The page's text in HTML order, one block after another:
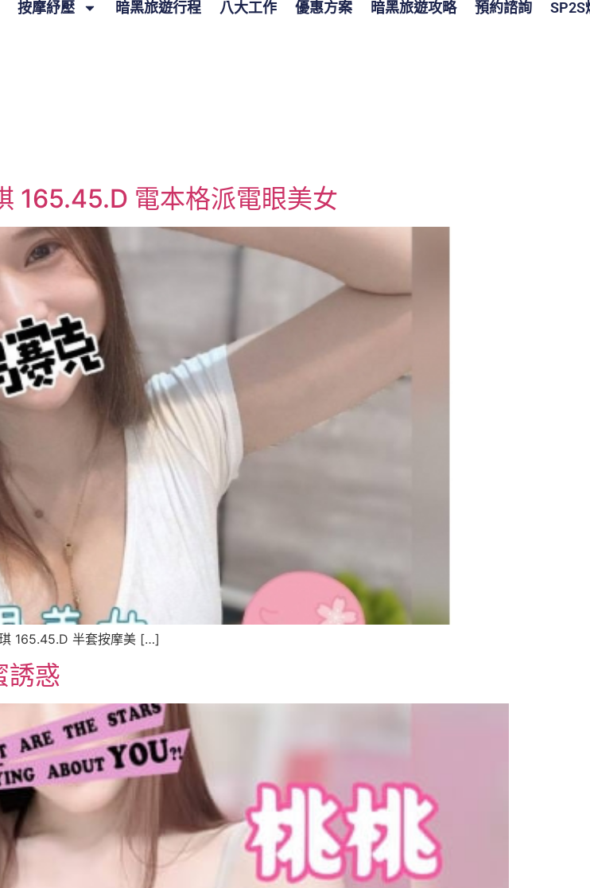
按摩紓壓 暗黑旅遊行程 八大工作 優惠方案 暗黑旅遊攻略 預約諮詢 SP2S
165.45.D 電本格派電眼美女
165.45.D 半套按摩美 […]
誘惑